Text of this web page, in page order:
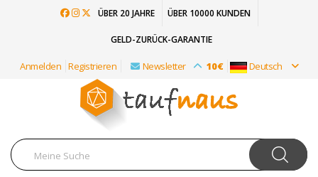
ÜBER 20 JAHRE ÜBER 10000 KUNDEN
GELD-ZURÜCK-GARANTIE
Anmelden Registrieren Newsletter 10€ Deutsch